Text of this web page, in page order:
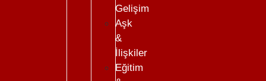
Gelişim
Aşk
&
İlişkiler
Eğitim